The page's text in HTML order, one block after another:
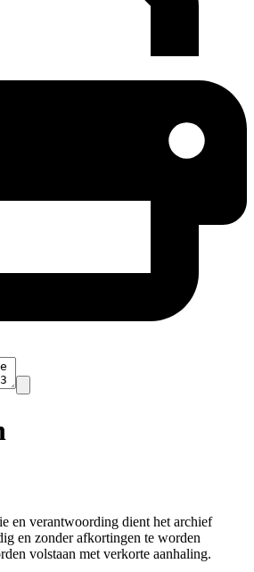
en verantwoording dient het archief
en zonder afkortingen te worden
volstaan met verkorte aanhaling.